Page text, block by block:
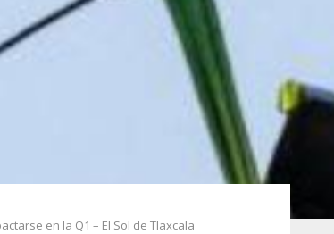
en la Q1 – El Sol de Tlaxcala